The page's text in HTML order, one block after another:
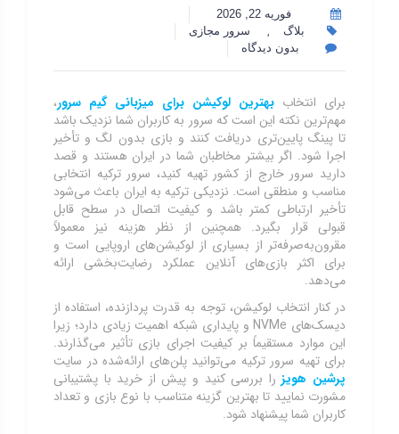
فوریه 22, 2026
بلاگ
,
سرور مجازی
بدون دیدگاه
برای انتخاب بهترین لوکیشن برای میزبانی گیم سرور،
مهم‌ترین نکته این است که سرور به کاربران شما نزدیک باشد
تا پینگ پایین‌تری دریافت کنند و بازی بدون لگ و تأخیر
اجرا شود. اگر بیشتر مخاطبان شما در ایران هستند و قصد
دارید سرور خارج از کشور تهیه کنید، سرور ترکیه انتخابی
مناسب و منطقی است. نزدیکی ترکیه به ایران باعث می‌شود
تأخیر ارتباطی کمتر باشد و کیفیت اتصال در سطح قابل
قبولی قرار بگیرد. همچنین از نظر هزینه نیز معمولاً
مقرون‌به‌صرفه‌تر از بسیاری از لوکیشن‌های اروپایی است و
برای اکثر بازی‌های آنلاین عملکرد رضایت‌بخشی ارائه
می‌دهد.
در کنار انتخاب لوکیشن، توجه به قدرت پردازنده، استفاده از
دیسک‌های NVMe و پایداری شبکه اهمیت زیادی دارد؛ زیرا
این موارد مستقیماً بر کیفیت اجرای بازی تأثیر می‌گذارند.
برای تهیه سرور ترکیه می‌توانید پلن‌های ارائه‌شده در سایت
پرشین هویز را بررسی کنید و پیش از خرید با پشتیبانی
مشورت نمایید تا بهترین گزینه متناسب با نوع بازی و تعداد
کاربران شما پیشنهاد شود.